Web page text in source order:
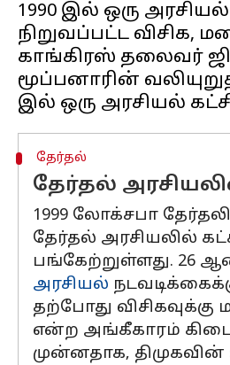
1990 இல் ஒரு
நிறுவப்பட்ட விசிக,
காங்கிரஸ் தலைவர்
மூப்பனாரின்
தேர்தல்
தேர்தல்
1999 லோக்சபா
தேர்தல் அரசியலில்
பங்கேற்றுள்ளது. 26
அரசியல்
தற்போது விசிகவுக்கு
என்ற அங்கீகாரம்
முன்னதாக,